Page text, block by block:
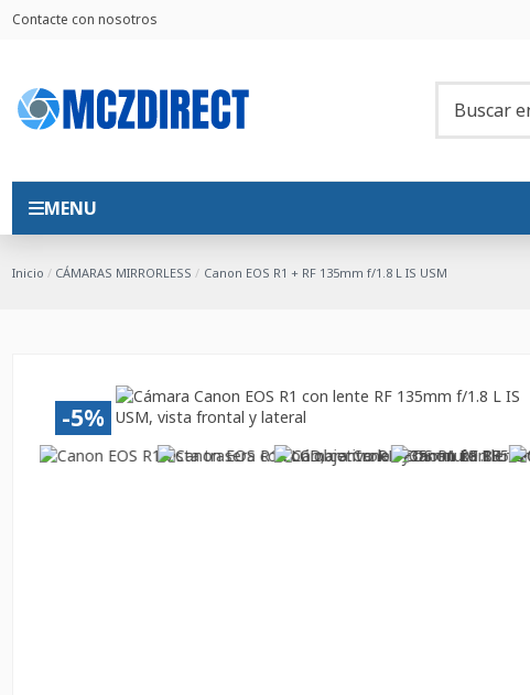
Contacte con nosotros
MENU
Inicio CÁMARAS MIRRORLESS Canon EOS R1 + RF 135mm f/1.8 L IS USM
-5%